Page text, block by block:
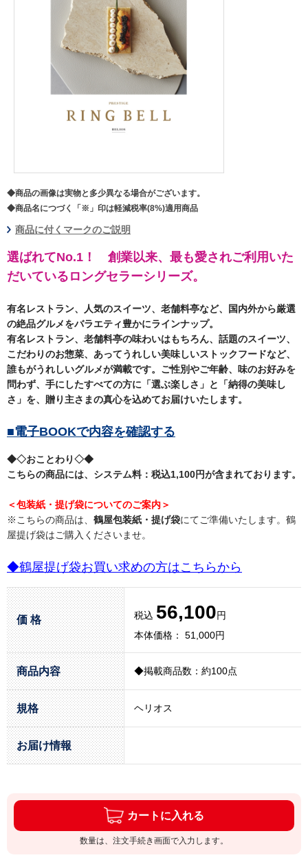
◆商品の画像は実物と多少異なる場合がございます。
◆商品名につづく「※」印は軽減税率(8%)適用商品
商品に付くマークのご説明
選ばれてNo.1！ 創業以来、最も愛されご利用いた
だいているロングセラーシリーズ。
有名レストラン、人気のスイーツ、老舗料亭など、国内外から厳選
の絶品グルメをバラエティ豊かにラインナップ。
有名レストラン、老舗料亭の味わいはもちろん、話題のスイーツ、
こだわりのお惣菜、あってうれしい美味しいストックフードなど、
誰もがうれしいグルメが満載です。ご性別やご年齢、味のお好みを
問わず、手にしたすべての方に「選ぶ楽しさ」と「納得の美味し
さ」を、贈り主さまの真心を込めてお届けいたします。
■電子BOOKで内容を確認する
◆◇おことわり◇◆
こちらの商品には、システム料：税込1,100円が含まれております。
＜包装紙・提げ袋についてのご案内＞
※こちらの商品は、 鶴屋包装紙・提げ袋にてご準備いたします。鶴
屋提げ袋はご購入くださいませ。
◆鶴屋提げ袋お買い求めの方はこちらから
価 格 税込 56,100円
本体価格： 51,000円
商品内容 ◆掲載商品数：約100点
規格 ヘリオス
お届け情報
カートに入れる
数量は、注文手続き画面で入力します。